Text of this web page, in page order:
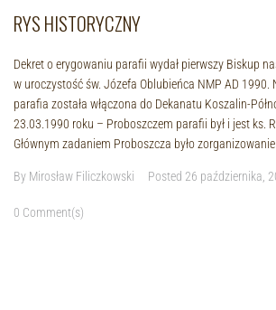
RYS HISTORYCZNY
Dekret o erygowaniu parafii wydał pierwszy Biskup
w uroczystość św. Józefa Oblubieńca NMP AD 1990.
parafia została włączona do Dekanatu Koszalin-
23.03.1990 roku – Proboszczem parafii był i jest ks.
Głównym zadaniem Proboszcza było zorganizowanie
By Mirosław Filiczkowski Posted 26 października,
0 Comment(s)